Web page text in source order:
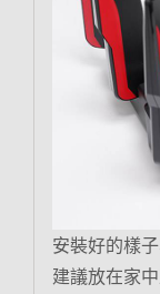
安裝好的樣
建議放在家